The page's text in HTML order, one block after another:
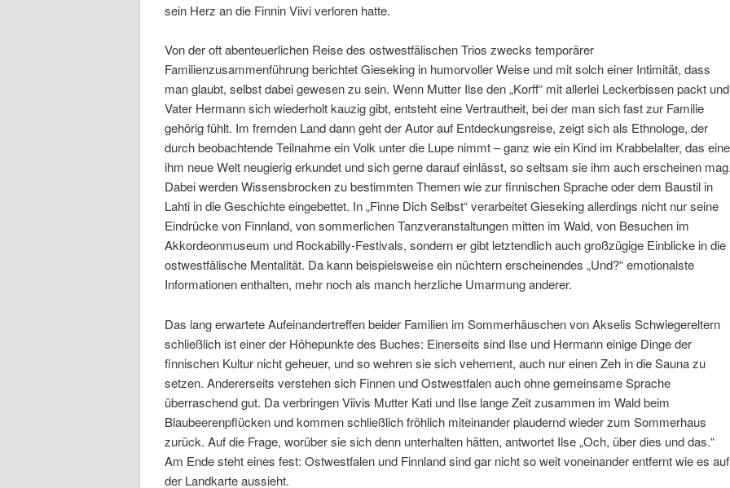
sein Herz an die Finnin Viivi verloren hatte.
Von der oft abenteuerlichen Reise des ostwestfälischen Trios zwecks temporärer
Familienzusammenführung berichtet Gieseking in humorvoller Weise und mit solch einer Intimität, dass
man glaubt, selbst dabei gewesen zu sein. Wenn Mutter Ilse den „Korff“ mit allerlei Leckerbissen packt und
Vater Hermann sich wiederholt kauzig gibt, entsteht eine Vertrautheit, bei der man sich fast zur Familie
gehörig fühlt. Im fremden Land dann geht der Autor auf Entdeckungsreise, zeigt sich als Ethnologe, der
durch beobachtende Teilnahme ein Volk unter die Lupe nimmt – ganz wie ein Kind im Krabbelalter, das eine
ihm neue Welt neugierig erkundet und sich gerne darauf einlässt, so seltsam sie ihm auch erscheinen
Dabei werden Wissensbrocken zu bestimmten Themen wie zur finnischen Sprache oder dem Baustil in
Lahti in die Geschichte eingebettet. In „Finne Dich Selbst“ verarbeitet Gieseking allerdings nicht nur seine
Eindrücke von Finnland, von sommerlichen Tanzveranstaltungen mitten im Wald, von Besuchen im
Akkordeonmuseum und Rockabilly-Festivals, sondern er gibt letztendlich auch großzügige Einblicke in die
ostwestfälische Mentalität. Da kann beispielsweise ein nüchtern erscheinendes „Und?“ emotionalste
Informationen enthalten, mehr noch als manch herzliche Umarmung anderer.
Das lang erwartete Aufeinandertreffen beider Familien im Sommerhäuschen von Akselis Schwiegereltern
schließlich ist einer der Höhepunkte des Buches: Einerseits sind Ilse und Hermann einige Dinge der
finnischen Kultur nicht geheuer, und so wehren sie sich vehement, auch nur einen Zeh in die Sauna zu
setzen. Andererseits verstehen sich Finnen und Ostwestfalen auch ohne gemeinsame Sprache
überraschend gut. Da verbringen Viivis Mutter Kati und Ilse lange Zeit zusammen im Wald beim
Blaubeerenpflücken und kommen schließlich fröhlich miteinander plaudernd wieder zum Sommerhaus
zurück. Auf die Frage, worüber sie sich denn unterhalten hätten, antwortet Ilse „Och, über dies und das.“
Am Ende steht eines fest: Ostwestfalen und Finnland sind gar nicht so weit voneinander entfernt wie es auf
der Landkarte aussieht.